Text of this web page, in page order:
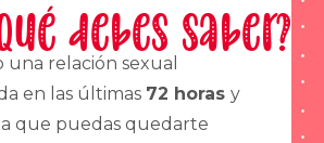
debes saber?
una relación sexual
en las últimas 72 horas y
que puedas quedarte